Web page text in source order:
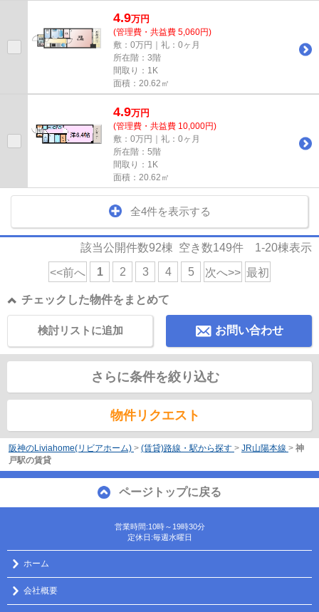
4.9万円
(管理費・共益費 5,060円)
敷：0万円｜礼：0ヶ月
所在階：3階
間取り：1K
面積：20.62㎡
4.9万円
(管理費・共益費 10,000円)
敷：0万円｜礼：0ヶ月
所在階：5階
間取り：1K
面積：20.62㎡
全4件を表示する
該当公開件数92棟 空き数149件 1-20棟表示
<<前へ 1 2 3 4 5 次へ>> 最初
チェックした物件をまとめて
お問い合わせ
検討リストに追加
さらに条件を絞り込む
物件リクエスト
阪神のLiviahome(リビアホーム) > (賃貸)路線・駅から探す > JR山陽本線 > 神
戸駅の賃貸
ページトップに戻る
営業時間:10時～19時30分
定休日:毎週水曜日
ホーム
会社概要